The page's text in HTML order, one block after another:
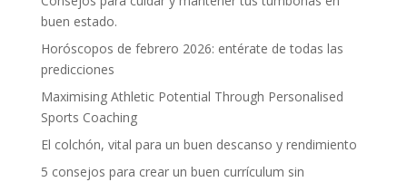
buen estado.
Horóscopos de febrero 2026: entérate de todas las
predicciones
Maximising Athletic Potential Through Personalised
Sports Coaching
El colchón, vital para un buen descanso y rendimiento
5 consejos para crear un buen currículum sin